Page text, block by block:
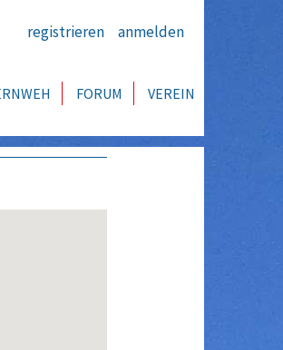
registrieren anmelden
FORUM VEREIN